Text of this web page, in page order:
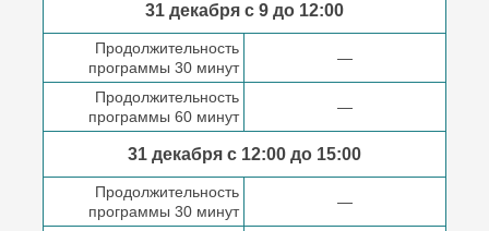
31 декабря с 9 до 12:00
Продолжительность
программы 30 минут
—
Продолжительность
программы 60 минут
—
31 декабря с 12:00 до 15:00
Продолжительность
программы 30 минут
—